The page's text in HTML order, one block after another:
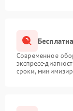
Современное
экспресс-
сроки,